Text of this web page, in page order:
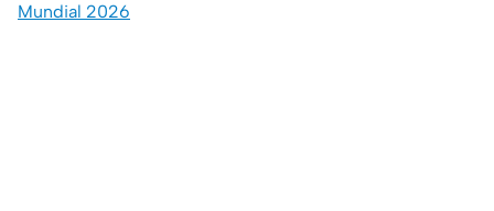
Mundial 2026